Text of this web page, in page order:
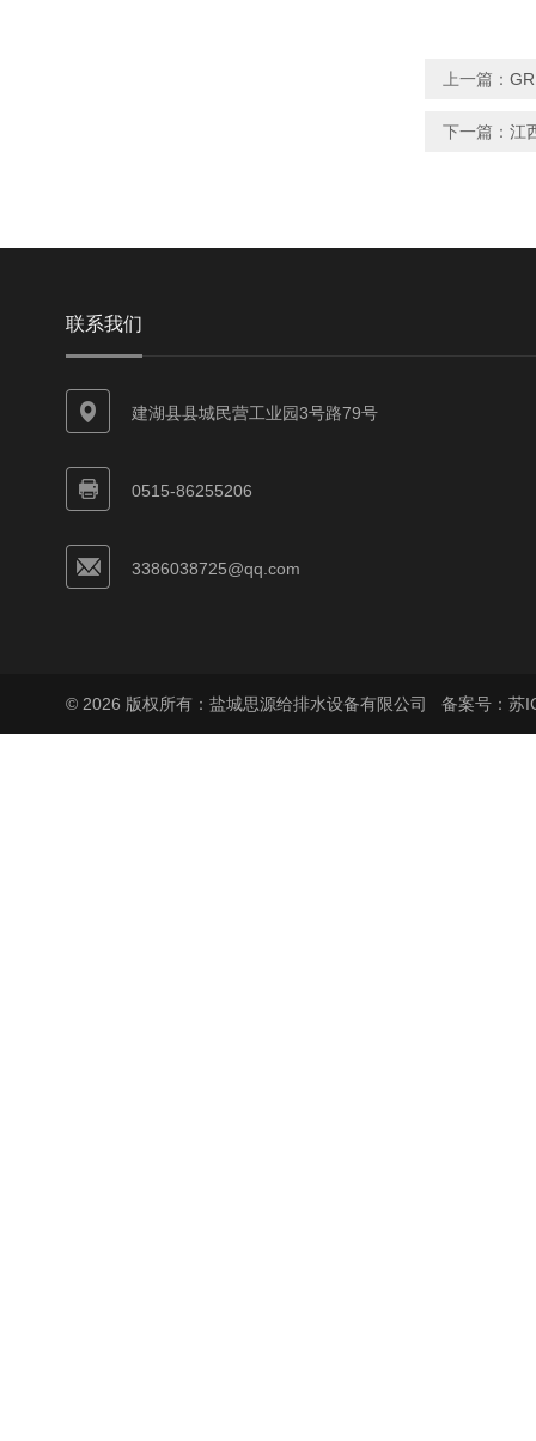
上一篇：
下一篇： 江
联系我们
建湖县县城民营工业园3号路79号
0515-86255206
3386038725@qq.com
© 2026 版权所有：盐城思源给排水设备有限公司 备案号：苏